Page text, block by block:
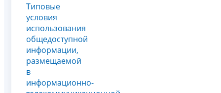
Типовые
условия
использования
общедоступной
информации,
размещаемой
в
информационно-